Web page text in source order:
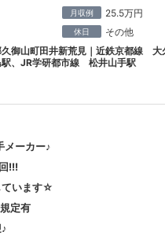
月収例 25.5万円
休日 その他
御山町田井新荒見｜近鉄京都線 大
、JR学研都市線 松井山手駅
メーカー♪
!!!
ています☆
定有